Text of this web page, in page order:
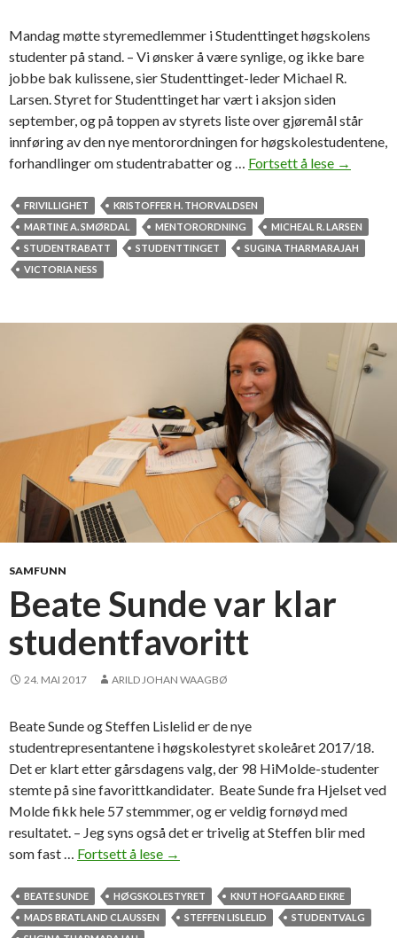
Mandag møtte styremedlemmer i Studenttinget høgskolens
studenter på stand. – Vi ønsker å være synlige, og ikke bare
jobbe bak kulissene, sier Studenttinget-leder Michael R.
Larsen. Styret for Studenttinget har vært i aksjon siden
september, og på toppen av styrets liste over gjøremål står
innføring av den nye mentorordningen for høgskolestudentene,
forhandlinger om studentrabatter og … Fortsett å lese S
d
e
v
a
o
r
f
r
i
i
l
l
→
FRIVILLIGHET
KRISTOFFER H. THORVALDSEN
MARTINE A. SMØRDAL
MENTORORDNING
MICHEAL R. LARSEN
STUDENTRABATT
STUDENTTINGET
SUGINA THARMARAJAH
VICTORIA NESS
SAMFUNN
Beate Sunde var klar
studentfavoritt
24. MAI 2017 ARILD JOHAN WAAGBØ
Beate Sunde og Steffen Lislelid er de nye
studentrepresentantene i høgskolestyret skoleåret 2017/18.
Det er klart etter gårsdagens valg, der 98 HiMolde-studenter
stemte på sine favorittkandidater. Beate Sunde fra Hjelset ved
Molde fikk hele 57 stemmmer, og er veldig fornøyd med
resultatet. – Jeg syns også det er trivelig at Steffen blir med
som fast … Fortsett å lese B
a
→
BEATE SUNDE HØGSKOLESTYRET
KNUT HOFGAARD EIKRE
MADS BRATLAND CLAUSSEN
STEFFEN LISLELID
STUDENTVALG